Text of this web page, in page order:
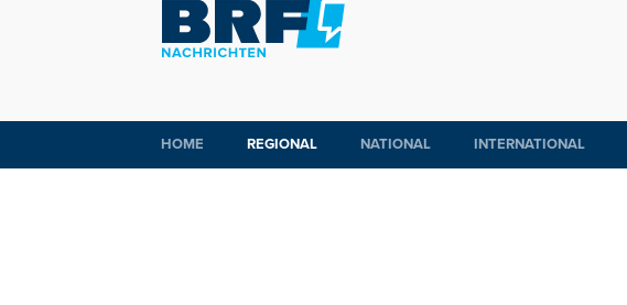
HOME REGIONAL NATIONAL INTERNATIONAL